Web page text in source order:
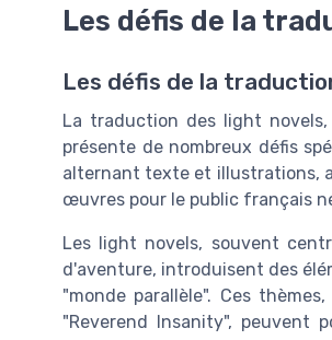
Les défis de la
Les défis de la
La traduction des light
présente de nombreux défis
alternant texte et illustrations,
œuvres pour le public français
Les light novels, souvent
d'aventure, introduisent des
"monde parallèle". Ces
"Reverend Insanity", peuvent